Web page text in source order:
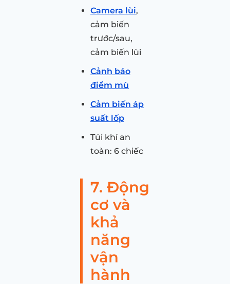
Camera lùi,
cảm biến
trước/sau,
cảm biến lùi
Cảnh báo
điểm mù
Cảm biến áp
suất lốp
Túi khí an
toàn: 6 chiếc
7. Động
cơ và
khả
năng
vận
hành